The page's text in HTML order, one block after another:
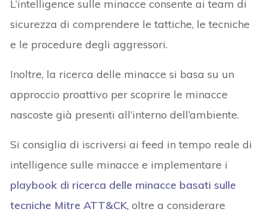
L’intelligence sulle minacce consente ai team di
sicurezza di comprendere le tattiche, le tecniche
e le procedure degli aggressori.
Inoltre, la ricerca delle minacce si basa su un
approccio proattivo per scoprire le minacce
nascoste già presenti all’interno dell’ambiente.
Si consiglia di iscriversi ai feed in tempo reale di
intelligence sulle minacce e implementare i
playbook di ricerca delle minacce basati sulle
tecniche Mitre ATT&CK, oltre a considerare